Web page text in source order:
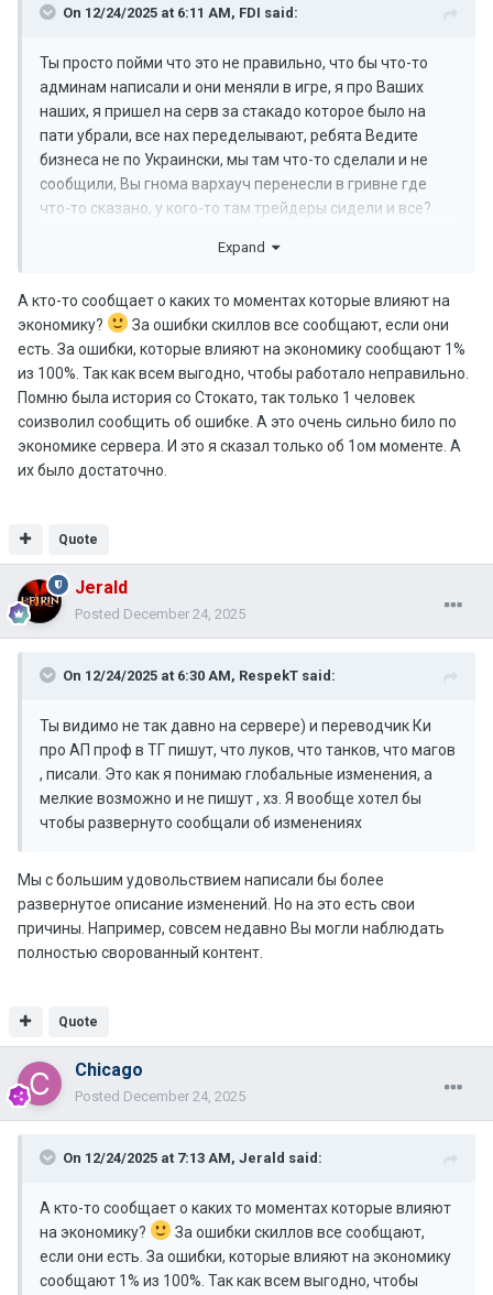
On 12/24/2025 at 6:11 AM, FDI said:
Ты просто пойми что это не правильно, что бы что-то
админам написали и они меняли в игре, я про Ваших
наших, я пришел на серв за стакадо которое было на
пати убрали, все нах переделывают, ребята Ведите
бизнеса не по Украински, мы там что-то сделали и не
сообщили, Вы гнома вархауч перенесли в гривне где
что-то сказано, у кого-то там трейдеры сидели и все?
выкатить основу в ТГ и ДС и скажите мол будет то то, а
Киевводоконала у тебя нет воды но хз чего надо
звонить и выяснять. Нормальные компании
предупреждают делают. Вы Игроков Уважаете? Так да
делайте везде ПВП зону почему нет? Я хочу в пагане и на
Дино бегать убивать почему не?
Expand
А кто-то сообщает о каких то моментах которые влияют на
экономику?
За ошибки скиллов все сообщают, если они
есть. За ошибки, которые влияют на экономику сообщают 1%
из 100%. Так как всем выгодно, чтобы работало неправильно.
Помню была история со Стокато, так только 1 человек
соизволил сообщить об ошибке. А это очень сильно било по
экономике сервера. И это я сказал только об 1ом моменте. А
их было достаточно.
Quote
Jerald
Posted December 24, 2025
On 12/24/2025 at 6:30 AM, RespekT said:
Ты видимо не так давно на сервере) и переводчик Ки
про АП проф в ТГ пишут, что луков, что танков, что магов
, писали. Это как я понимаю глобальные изменения, а
мелкие возможно и не пишут , хз. Я вообще хотел бы
чтобы развернуто сообщали об изменениях
Мы с большим удовольствием написали бы более
развернутое описание изменений. Но на это есть свои
причины. Например, совсем недавно Вы могли наблюдать
полностью сворованный контент.
Quote
Chicago
Posted December 24, 2025
On 12/24/2025 at 7:13 AM, Jerald said:
А кто-то сообщает о каких то моментах которые влияют
на экономику?
За ошибки скиллов все сообщают,
если они есть. За ошибки, которые влияют на экономику
сообщают 1% из 100%. Так как всем выгодно, чтобы